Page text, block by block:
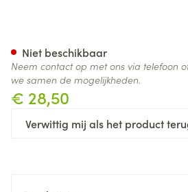
€ 28,50
Verwittig mij als het product
Niet beschikbaar
Neem contact op met ons via telefoon
we samen de mogelijkheden.